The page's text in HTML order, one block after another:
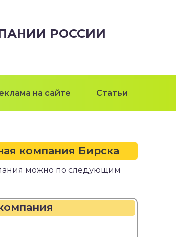
РОССИИ
на сайте Статьи
компания Бирска
можно по следующим